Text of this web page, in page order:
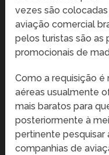
vezes são
aviação comercial
pelos turistas são as
promocionais de
Como a requisição é
aéreas usualmente
mais baratos para
posteriormente à
pertinente pesquisar
companhias de